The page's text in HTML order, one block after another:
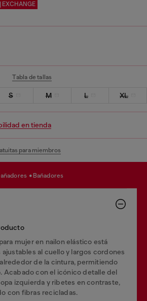
EXCHANGE
Tabla de tallas
S M L XL
en tienda
para miembros
bañadores bañadores
mujer en nailon elástico está
al cuello y largos cordones
de la cintura, permitiendo
Acabado con el icónico detalle del
izquierda y ribetes en contraste,
con fibras recicladas.